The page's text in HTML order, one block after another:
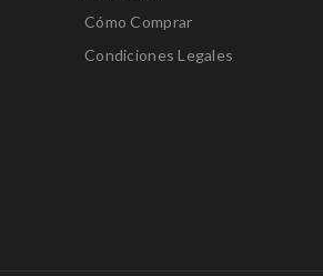
Cómo Comprar
Condiciones Legales